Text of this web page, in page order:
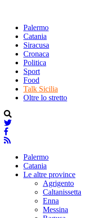
Palermo
Catania
Siracusa
Cronaca
Politica
Sport
Food
Talk Sicilia
Oltre lo stretto
Palermo
Catania
Le altre province
Agrigento
Caltanissetta
Enna
Messina